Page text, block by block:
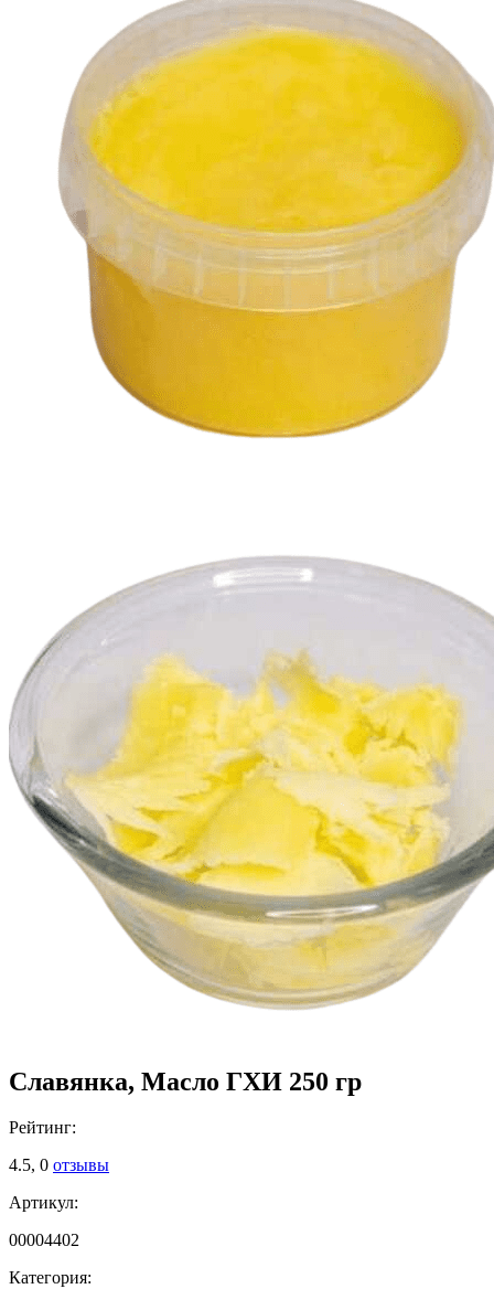
Славянка, Масло ГХИ 250 гр
Рейтинг:
4.5, 0 отзывы
Артикул:
00004402
Категория: